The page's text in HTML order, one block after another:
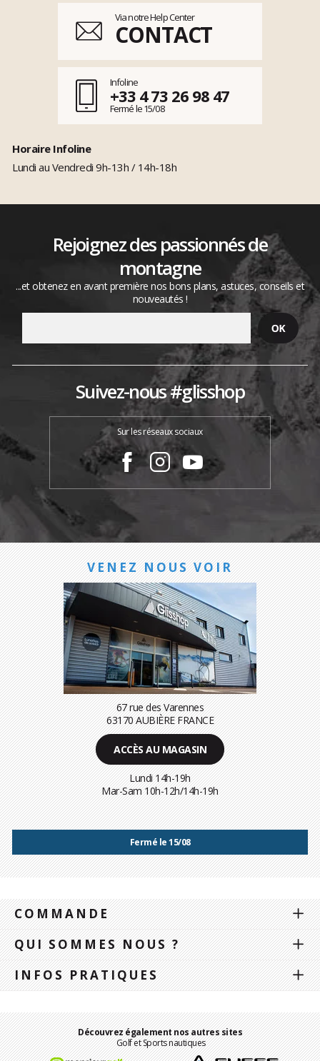
Via notre Help Center
CONTACT
Infoline
+33 4 73 26 98 47
Fermé le 15/08
Horaire Infoline
Lundi au Vendredi 9h-13h / 14h-18h
Rejoignez des passionnés de
montagne
...et obtenez en avant première nos bons plans, astuces, conseils et
nouveautés !
Suivez-nous #glisshop
Sur les réseaux sociaux
VENEZ NOUS VOIR
67 rue des Varennes
63170 AUBIÈRE FRANCE
ACCÈS AU MAGASIN
Lundi 14h-19h
Mar-Sam 10h-12h/14h-19h
Fermé le 15/08
COMMANDE
QUI SOMMES NOUS ?
INFOS PRATIQUES
Découvrez également nos autres sites
Golf et Sports nautiques